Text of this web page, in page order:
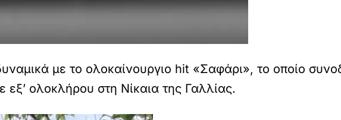
με το ολοκαίνουργιο hit «Σαφάρι», το οποίο
εξ’ ολοκλήρου στη Νίκαια της Γαλλίας.